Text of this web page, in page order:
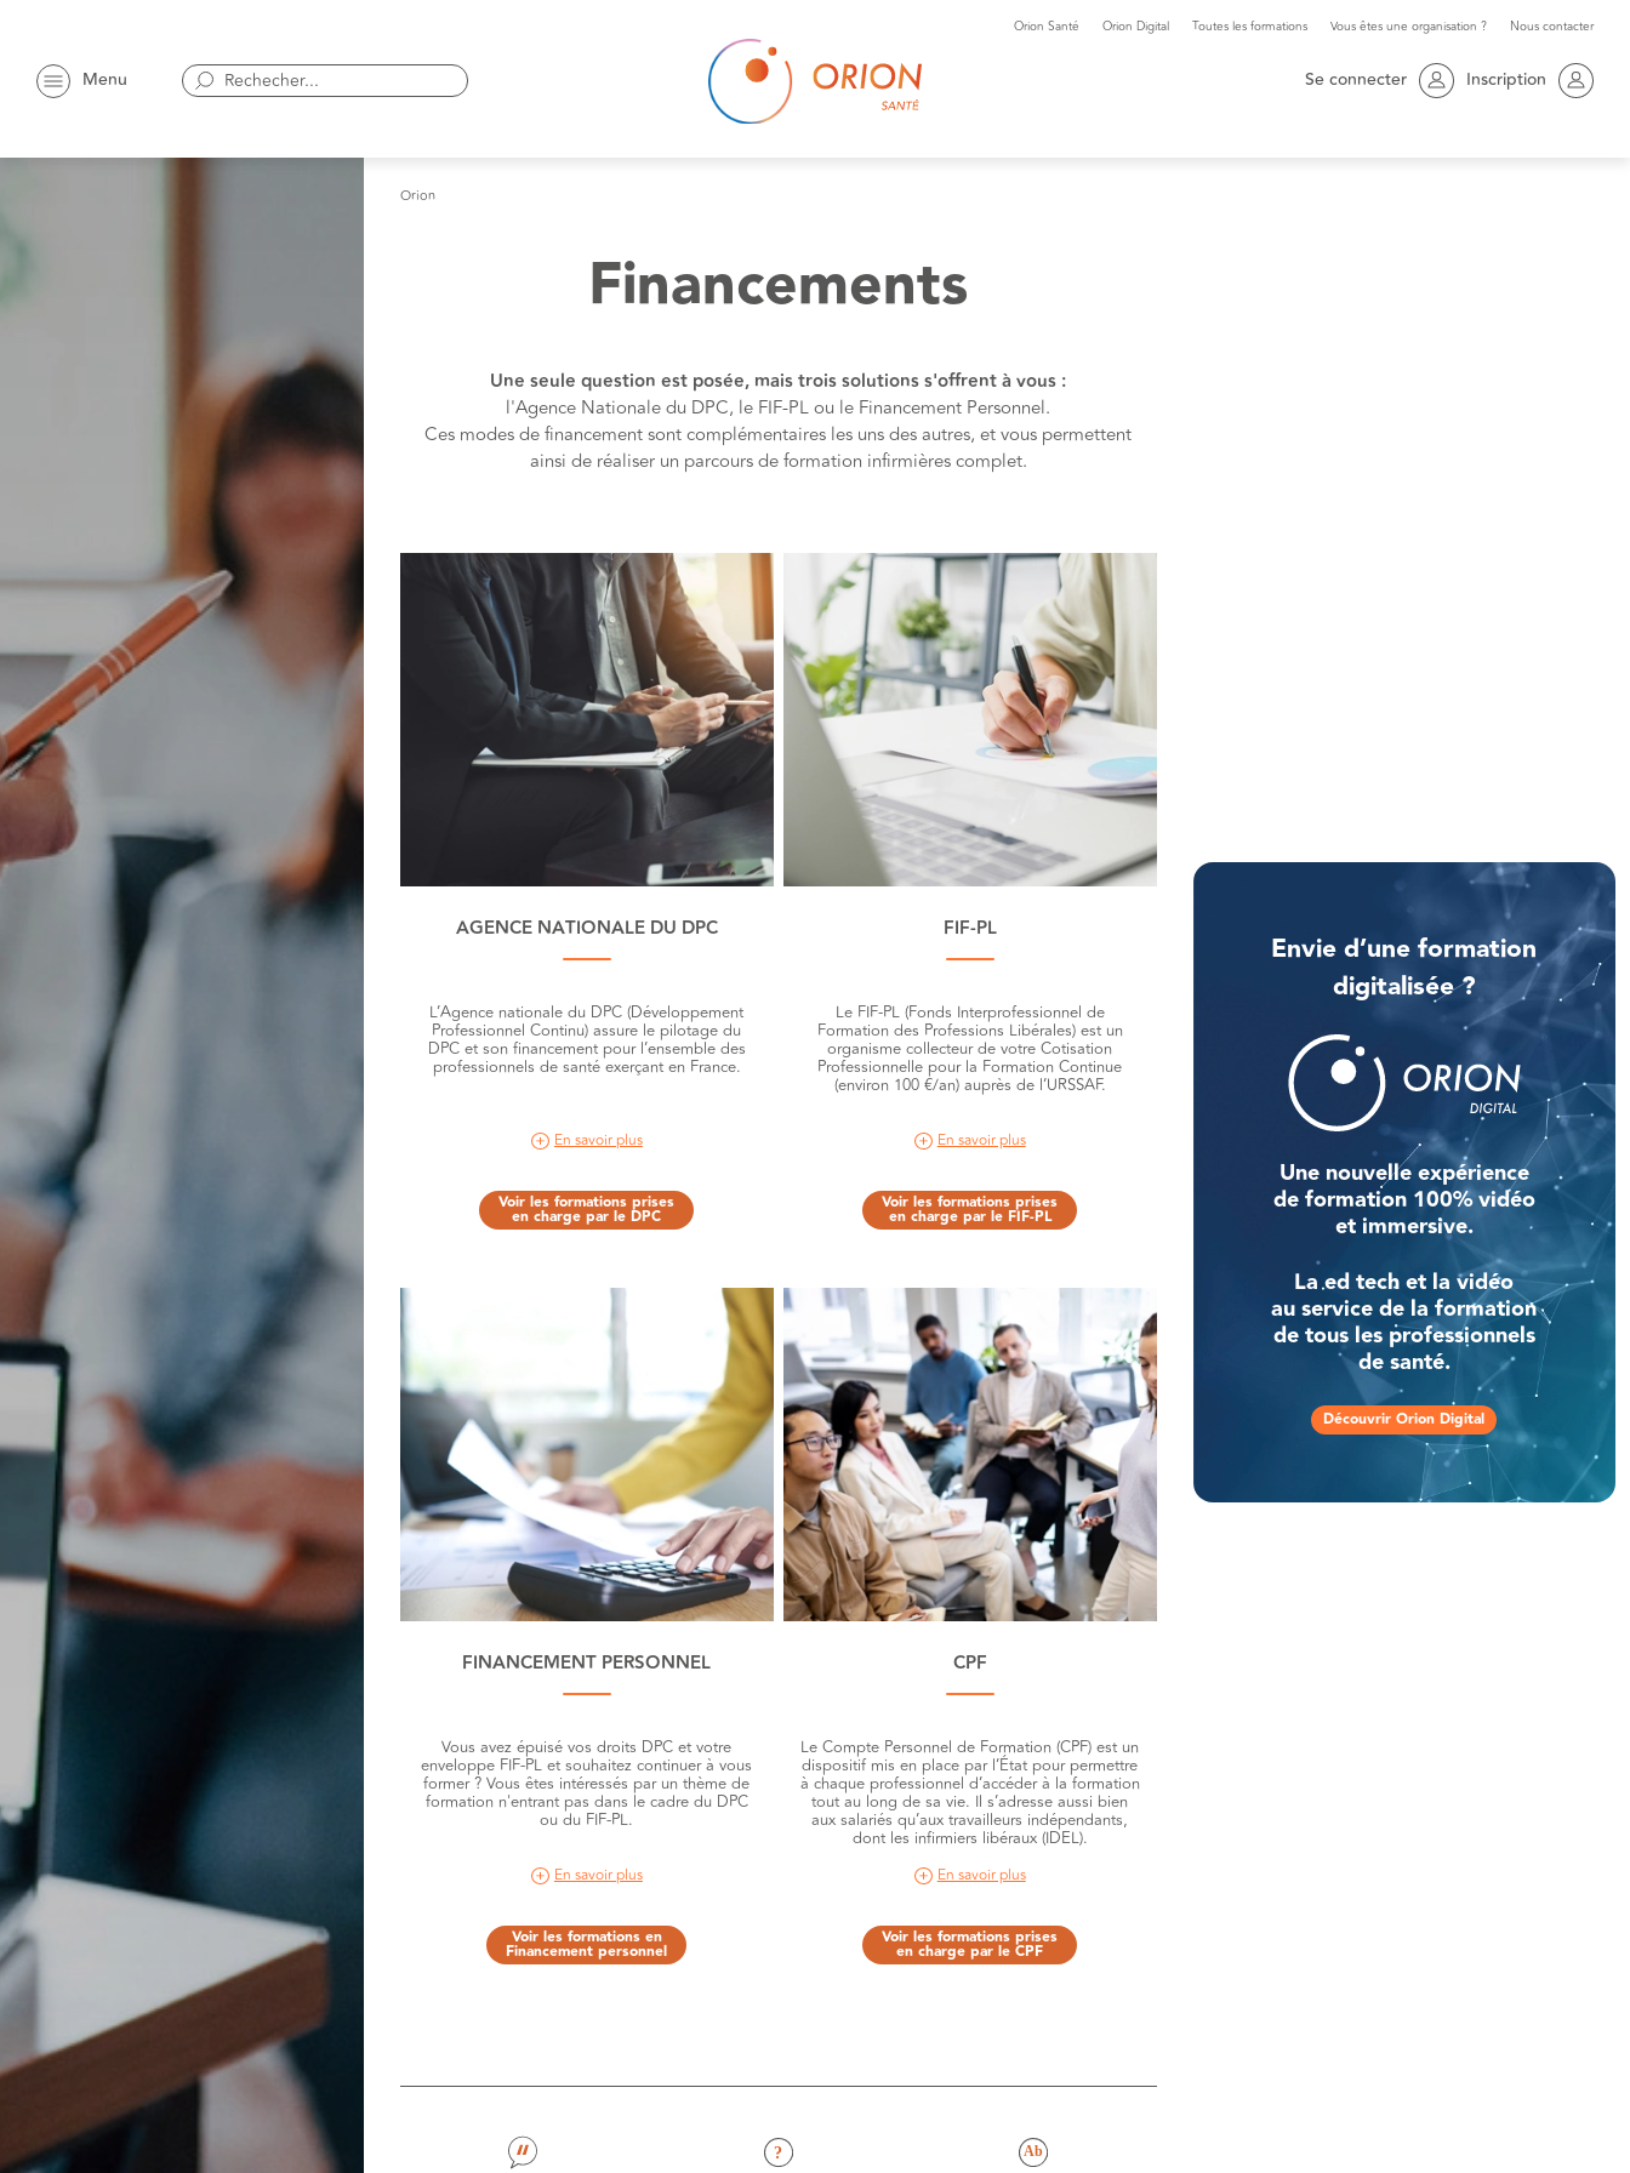
Orion Santé Orion Digital Toutes les formations Vous êtes une organisation ? Nous contacter
Menu Se connecter Inscription
Orion
Financements
Une seule question est posée, mais trois solutions s'offrent à vous :
l'Agence Nationale du DPC, le FIF-PL ou le Financement Personnel.
Ces modes de financement sont complémentaires les uns des autres, et vous permettent
ainsi de réaliser un parcours de formation infirmières complet.
AGENCE NATIONALE DU DPC
L’Agence nationale du DPC (Développement
Professionnel Continu) assure le pilotage du
DPC et son financement pour l’ensemble des
professionnels de santé exerçant en France.
En savoir plus
Voir les formations prises
en charge par le DPC
FIF-PL
Le FIF-PL (Fonds Interprofessionnel de
Formation des Professions Libérales) est un
organisme collecteur de votre Cotisation
Professionnelle pour la Formation Continue
(environ 100 €/an) auprès de l’URSSAF.
En savoir plus
Voir les formations prises
en charge par le FIF-PL
FINANCEMENT PERSONNEL
Vous avez épuisé vos droits DPC et votre
enveloppe FIF-PL et souhaitez continuer à vous
former ? Vous êtes intéressés par un thème de
formation n'entrant pas dans le cadre du DPC
ou du FIF-PL.
En savoir plus
Voir les formations en
Financement personnel
CPF
Le Compte Personnel de Formation (CPF) est un
dispositif mis en place par l’État pour permettre
à chaque professionnel d’accéder à la formation
tout au long de sa vie. Il s’adresse aussi bien
aux salariés qu’aux travailleurs indépendants,
dont les infirmiers libéraux (IDEL).
En savoir plus
Voir les formations prises
en charge par le CPF
? Ab
Envie d’une formation
digitalisée ?
Une nouvelle expérience
de formation 100% vidéo
et immersive.
La ed tech et la vidéo
au service de la formation
de tous les professionnels
de santé.
Découvrir Orion Digital